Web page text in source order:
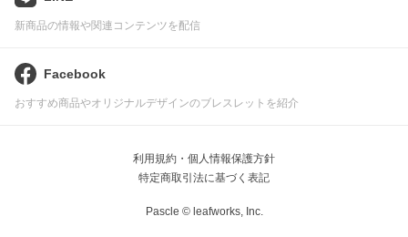
新商品の情報や関連コンテンツを配信
Facebook
おすすめ商品やオリジナルデザインのブレスレットを紹介
利用規約・個人情報保護方針
特定商取引法に基づく表記
Pascle © leafworks, Inc.